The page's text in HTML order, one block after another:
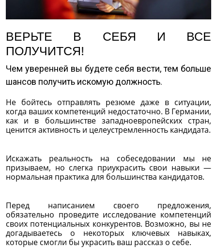
ВЕРЬТЕ В СЕБЯ И ВСЕ
ПОЛУЧИТСЯ!
Чем уверенней вы будете себя вести, тем больше
шансов получить искомую должность.
Не бойтесь отправлять резюме даже в ситуации,
когда ваших компетенций недостаточно. В Германии,
как и в большинстве западноевропейских стран,
ценится активность и целеустремленность кандидата.
Искажать реальность на собеседовании мы не
призываем, но слегка приукрасить свои навыки —
нормальная практика для большинства кандидатов.
Перед написанием своего предложения,
обязательно проведите исследование компетенций
своих потенциальных конкурентов. Возможно, вы не
догадываетесь о некоторых ключевых навыках,
которые смогли бы украсить ваш рассказ о себе.